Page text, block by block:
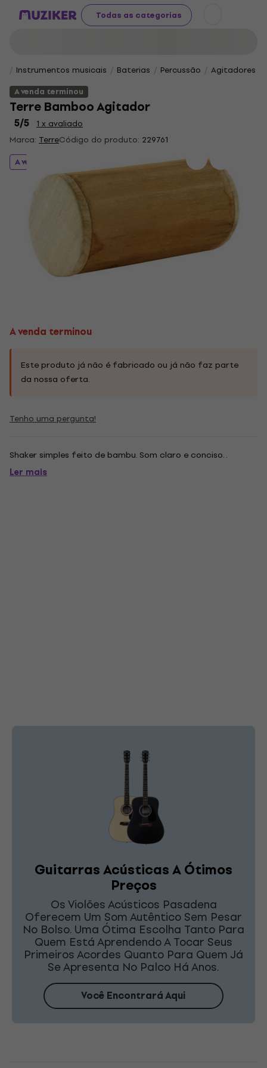
Todas as categorias
Instrumentos musicais Baterias Percussão
Agitadores
A venda terminou
Terre Bamboo Agitador
5/5
1 x avaliado
Marca: TerreCódigo do produto: 229761
A venda terminou
A venda terminou
Este produto já não é fabricado ou já não faz parte
da nossa oferta.
Tenho uma pergunta!
Shaker simples feito de bambu. Som claro e conciso. .
Ler mais
Guitarras Acústicas A Ótimos
Preços
Os Violões Acústicos Pasadena
Oferecem Um Som Autêntico Sem Pesar
No Bolso. Uma Ótima Escolha Tanto Para
Quem Está Aprendendo A Tocar Seus
Primeiros Acordes Quanto Para Quem Já
Se Apresenta No Palco Há Anos.
Você Encontrará Aqui